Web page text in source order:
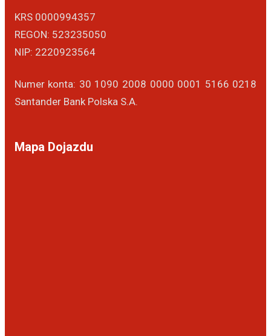
KRS 0000994357
REGON: 523235050
NIP: 2220923564
Numer konta: 30 1090 2008 0000 0001 5166 0218
Santander Bank Polska S.A.
Mapa Dojazdu